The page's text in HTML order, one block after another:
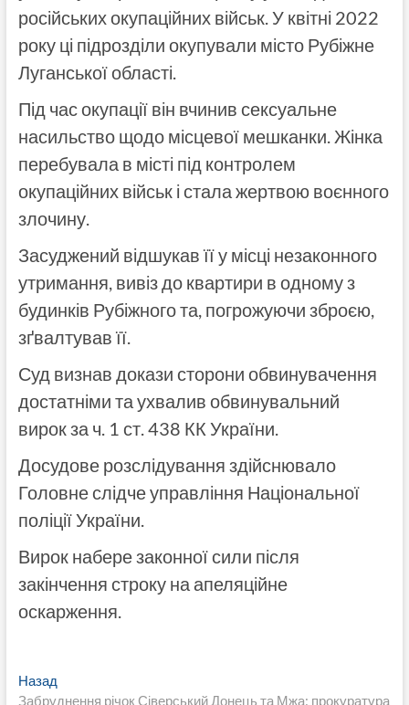
російських окупаційних військ. У квітні 2022
року ці підрозділи окупували місто Рубіжне
Луганської області.
Під час окупації він вчинив сексуальне
насильство щодо місцевої мешканки. Жінка
перебувала в місті під контролем
окупаційних військ і стала жертвою воєнного
злочину.
Засуджений відшукав її у місці незаконного
утримання, вивіз до квартири в одному з
будинків Рубіжного та, погрожуючи зброєю,
зґвалтував її.
Суд визнав докази сторони обвинувачення
достатніми та ухвалив обвинувальний
вирок за ч. 1 ст. 438 КК України.
Досудове розслідування здійснювало
Головне слідче управління Національної
поліції України.
Вирок набере законної сили після
закінчення строку на апеляційне
оскарження.
Навигация
НазадПредыдущая
запись:
Забруднення річок Сіверський Донець та Мжа: прокуратура